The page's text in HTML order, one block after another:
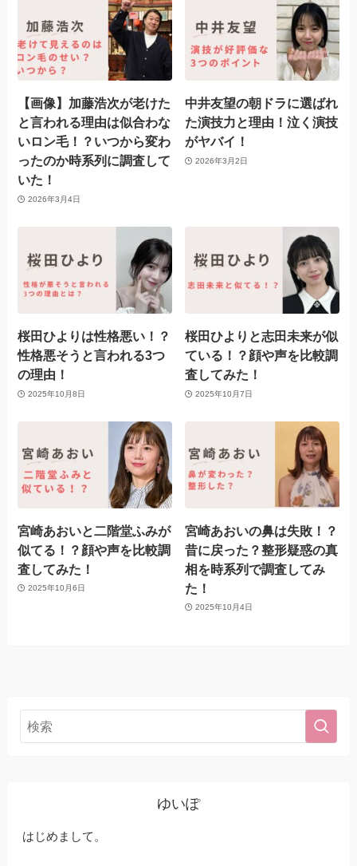
【画像】加藤浩次が老けた
と言われる理由は似合わな
いロン毛！？いつから変わ
ったのか時系列に調査して
いた！
2026年3月4日
中井友望の朝ドラに選ばれ
た演技力と理由！泣く演技
がヤバイ！
2026年3月2日
桜田ひよりは性格悪い！？
性格悪そうと言われる3つ
の理由！
2025年10月8日
桜田ひよりと志田未来が似
ている！？顔や声を比較調
査してみた！
2025年10月7日
宮崎あおいと二階堂ふみが
似てる！？顔や声を比較調
査してみた！
2025年10月6日
宮崎あおいの鼻は失敗！？
昔に戻った？整形疑惑の真
相を時系列で調査してみ
た！
2025年10月4日
ゆいぽ
はじめまして。